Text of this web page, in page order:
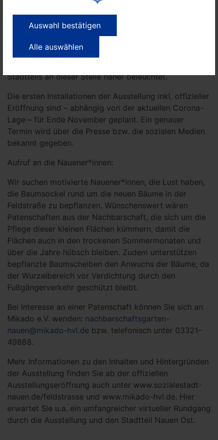
Auswahl bestätigen
Alle auswählen
Spende des Lions Club Osthavelland mit einem
zum Scharfrichterhaus verdeutlichen. Der
Sonderaufsteller Zuckerrübe wird von der NWG
kofinanziert, welcher die Geschichte der
Stadtteils an dieser Stelle näher beleuchtet.
Die ersten Installationen der Ausstellung inkl. offizieller
Eröffnung sind – abhängig von der aktuellen Corona-
Lage – für Ende November geplant. Ein genauer
Termin wird über die Presse bzw. die sozialen Medien
bekannt gegeben.
Aufruf an die Nauener*innen:
Wir suchen motivierte Nauener*innen, die Lust haben,
die Baumsockel rund um die neuen Bäume in der
Feldstraße zu bepflanzen. Wünschenswert wären
Patenschaften aus der Nachbarschaft, die sich um die
Pflege dieser kleinen Flächen kümmern, damit die
Flächen auch in den trockenen Sommermonaten und
über die Jahre hübsch bleiben. Zudem unterstützen
bepflanzte Baumscheiben den Anwuchs der Bäume, da
der Wurzelbereich vor Verdichtung durch den
Fußgängerverkehr geschützt bleibt.
Bei Interesse an einer Patenschaft können Sie sich an
Mikado e.V. wenden: nachbarschaftsgarten-
nauen@mikado-hvl.de bzw. telefonisch unter 03321-
49888.
Mehr Informationen zu den Inhalten und Hintergründen
der Ausstellung finden Sie ab der offiziellen
Ausstellungseröffnung auch unter www.sozialestadt-
nauen.de/feldstrasse und www.mikado-hvl.de. Hier
erwartet Sie u.a. ein umfangreicher virtueller Rundgang
durch die Ausstellung und den Stadtteil Nauen Ost.